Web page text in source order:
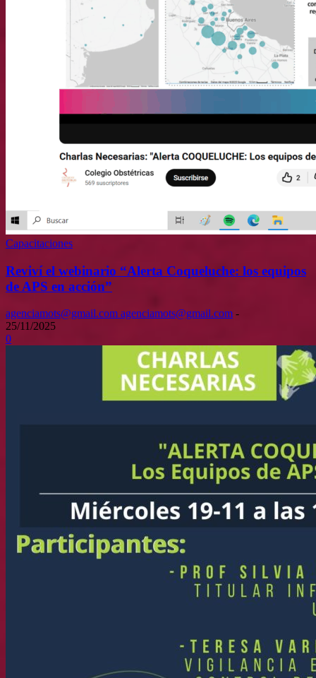
Capacitaciones
Reviví el webinario “Alerta Coqueluche: los equipos
de APS en acción”
agenciamots@gmail.com agenciamots@gmail.com -
25/11/2025
0